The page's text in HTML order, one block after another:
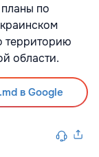
по
территорию
области.
в Google